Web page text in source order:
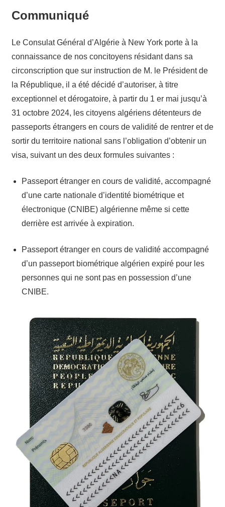
Communiqué
Le Consulat Général d’Algérie à New York porte à la
connaissance de nos concitoyens résidant dans sa
circonscription que sur instruction de M. le Président de
la République, il a été décidé d’autoriser, à titre
exceptionnel et dérogatoire, à partir du 1 er mai jusqu’à
31 octobre 2024, les citoyens algériens détenteurs de
passeports étrangers en cours de validité de rentrer et de
sortir du territoire national sans l’obligation d’obtenir un
visa, suivant un des deux formules suivantes :
Passeport étranger en cours de validité, accompagné
d’une carte nationale d’identité biométrique et
électronique (CNIBE) algérienne même si cette
derrière est arrivée à expiration.
Passeport étranger en cours de validité accompagné
d’un passeport biométrique algérien expiré pour les
personnes qui ne sont pas en possession d’une
CNIBE.